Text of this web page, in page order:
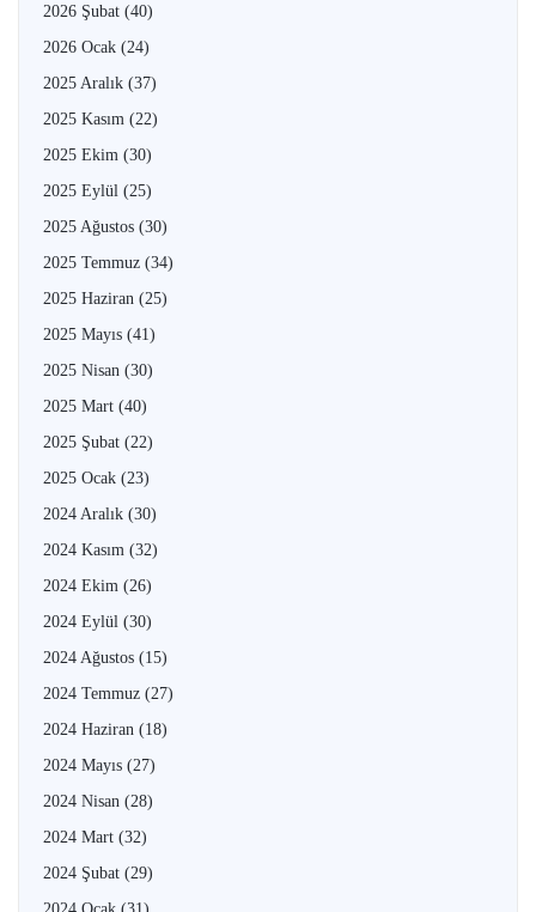
2026 Şubat (40)
2026 Ocak (24)
2025 Aralık (37)
2025 Kasım (22)
2025 Ekim (30)
2025 Eylül (25)
2025 Ağustos (30)
2025 Temmuz (34)
2025 Haziran (25)
2025 Mayıs (41)
2025 Nisan (30)
2025 Mart (40)
2025 Şubat (22)
2025 Ocak (23)
2024 Aralık (30)
2024 Kasım (32)
2024 Ekim (26)
2024 Eylül (30)
2024 Ağustos (15)
2024 Temmuz (27)
2024 Haziran (18)
2024 Mayıs (27)
2024 Nisan (28)
2024 Mart (32)
2024 Şubat (29)